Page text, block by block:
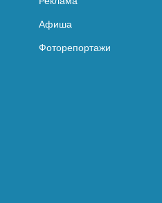
Афиша
Фоторепортажи